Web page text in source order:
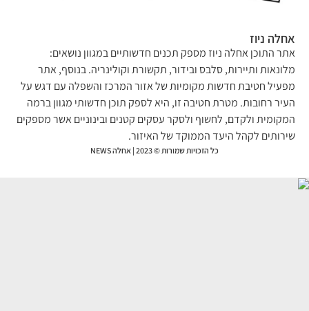
ניוז
התוכן אחלה ניוז מספק תכנים חדשותיים במגוון נושאים:
ותיירות, סלבס ובידור, תקשורת וקולינריה. בנוסף, אתר
חטיבת חדשות מקומיות של אזור המרכז והשפלה עם דגש על
רחובות. מטרת חטיבה זו, היא לספק תוכן חדשותי מגוון ברמה
ולקדם, לחשוף ולסקר עסקים קטנים ובינוניים אשר מספקים
לקהל היעד הממוקד של האיזור.
כל הזכויות שמורות © 2023 | אחלה NEWS